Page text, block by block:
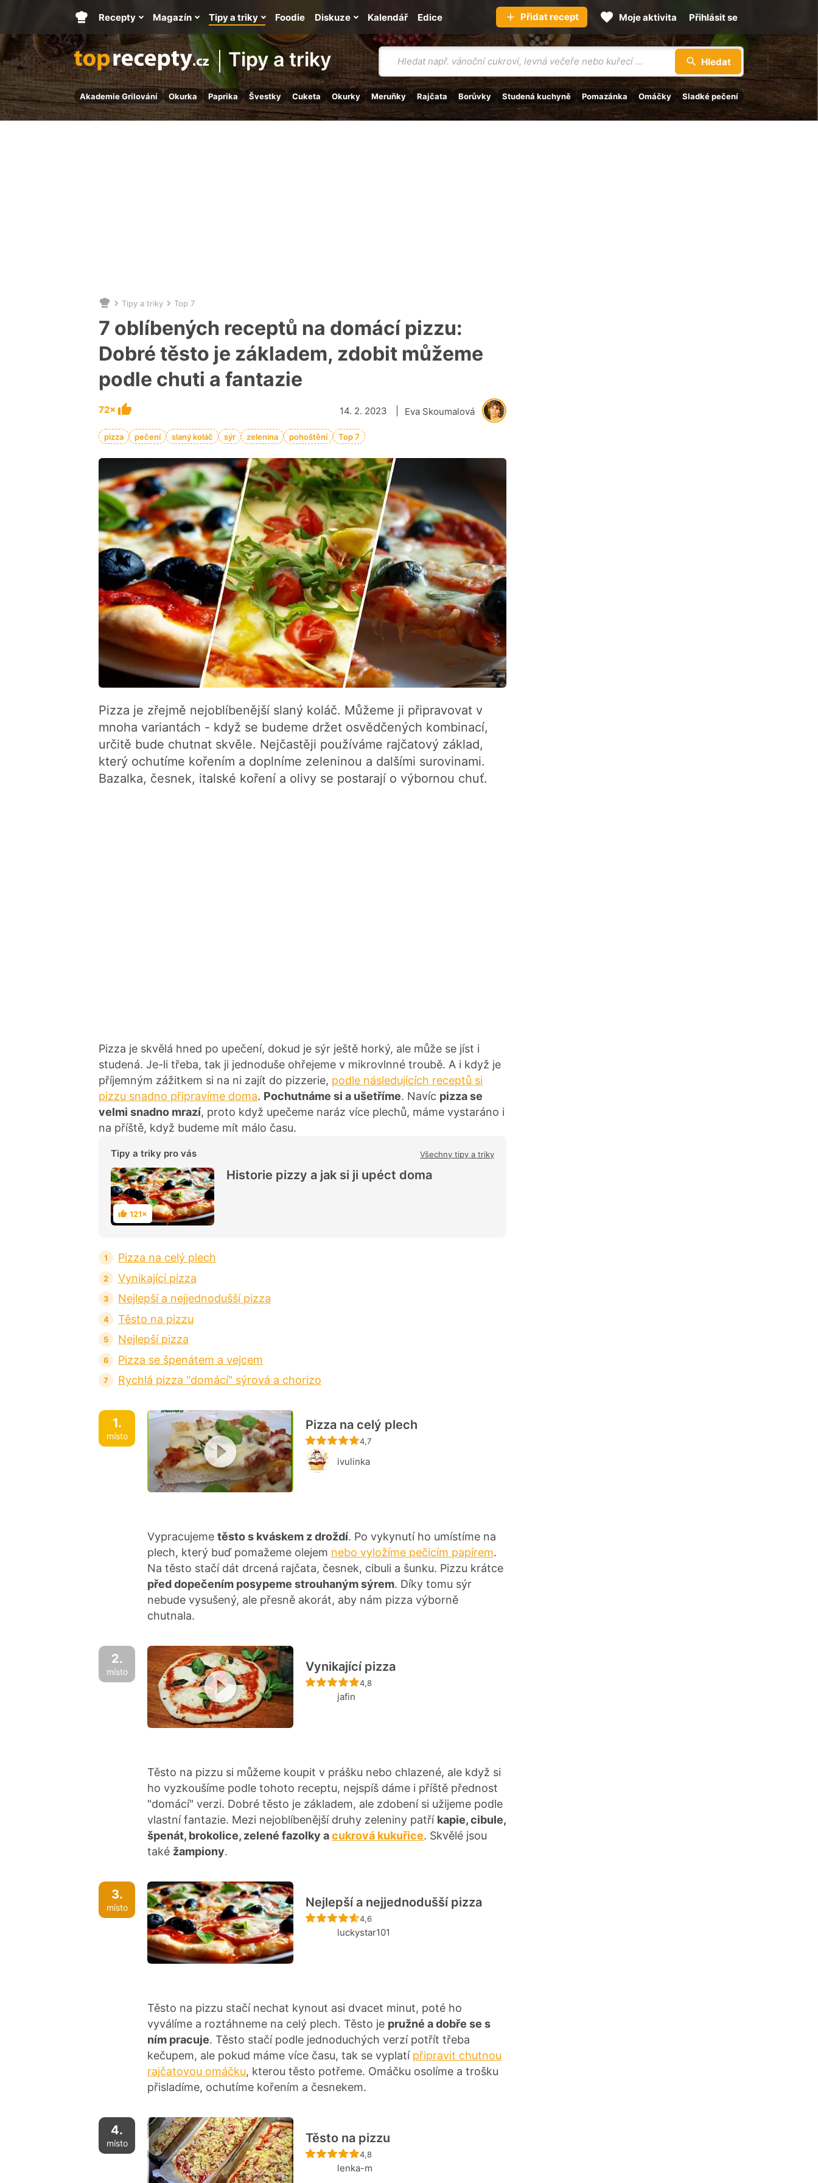
Tipy a triky
Vyhledávání
Hledat
Akademie Grilování Okurka Paprika Švestky Cuketa Okurky Meruňky Rajčata Borůvky Studená kuchyně Pomazánka Omáčky Sladké pečení
Hlavní
stránka
Recepty Magazín Tipy a triky Kalendář
Foodie Diskuze Edice Přidat recept Moje aktivita Přihlásit se
Nacházíte
se
zde:
Tipy a triky Top 7
7 oblíbených receptů na domácí pizzu:
Dobré těsto je základem, zdobit můžeme
podle chuti a fantazie
72× Eva Skoumalová
14. 2. 2023
pizza pečení slaný koláč sýr zelenina pohoštění Top 7
Pizza je zřejmě nejoblíbenější slaný koláč. Můžeme ji připravovat v
mnoha variantách - když se budeme držet osvědčených kombinací,
určitě bude chutnat skvěle. Nejčastěji používáme rajčatový základ,
který ochutíme kořením a doplníme zeleninou a dalšími surovinami.
Bazalka, česnek, italské koření a olivy se postarají o výbornou chuť.
Pizza je skvělá hned po upečení, dokud je sýr ještě horký, ale může se jíst i
studená. Je-li třeba, tak ji jednoduše ohřejeme v mikrovlnné troubě. A i když je
příjemným zážitkem si na ni zajít do pizzerie, podle následujících receptů si
pizzu snadno připravíme doma. Pochutnáme si a ušetříme. Navíc pizza se
velmi snadno mrazí, proto když upečeme naráz více plechů, máme vystaráno i
na příště, když budeme mít málo času.
Tipy a triky pro vás Všechny tipy a triky
H
o
c
e
n
í
121×
Historie pizzy a jak si ji upéct doma
Pizza na celý plech
Vynikající pizza
Nejlepší a nejjednodušší pizza
Těsto na pizzu
Nejlepší pizza
Pizza se špenátem a vejcem
Rychlá pizza "domácí" sýrová a chorizo
1.
místo
Pizza na celý plech
Recept ještě nebyl hodnocen
4,7
ivulinka
Vypracujeme těsto s kváskem z droždí. Po vykynutí ho umístíme na
plech, který buď pomažeme olejem nebo vyložíme pečicím papírem.
Na těsto stačí dát drcená rajčata, česnek, cibuli a šunku. Pizzu krátce
před dopečením posypeme strouhaným sýrem. Díky tomu sýr
nebude vysušený, ale přesně akorát, aby nám pizza výborně
chutnala.
2.
místo Vynikající pizza
Recept ještě nebyl hodnocen
4,8
jafin
Těsto na pizzu si můžeme koupit v prášku nebo chlazené, ale když si
ho vyzkoušíme podle tohoto receptu, nejspíš dáme i příště přednost
"domácí" verzi. Dobré těsto je základem, ale zdobení si užijeme podle
vlastní fantazie. Mezi nejoblíbenější druhy zeleniny patří kapie, cibule,
špenát, brokolice, zelené fazolky acukrová kukuřice. Skvělé jsou
také žampiony.
3.
místo Nejlepší a nejjednodušší pizza
Recept ještě nebyl hodnocen
4,6
luckystar101
Těsto na pizzu stačí nechat kynout asi dvacet minut, poté ho
vyválíme a roztáhneme na celý plech. Těsto je pružné a dobře se s
ním pracuje. Těsto stačí podle jednoduchých verzí potřít třeba
kečupem, ale pokud máme více času, tak se vyplatí připravit chutnou
rajčatovou omáčku, kterou těsto potřeme. Omáčku osolíme a trošku
přisladíme, ochutíme kořením a česnekem.
4.
místo Těsto na pizzu
Recept ještě nebyl hodnocen
4,8
lenka-m